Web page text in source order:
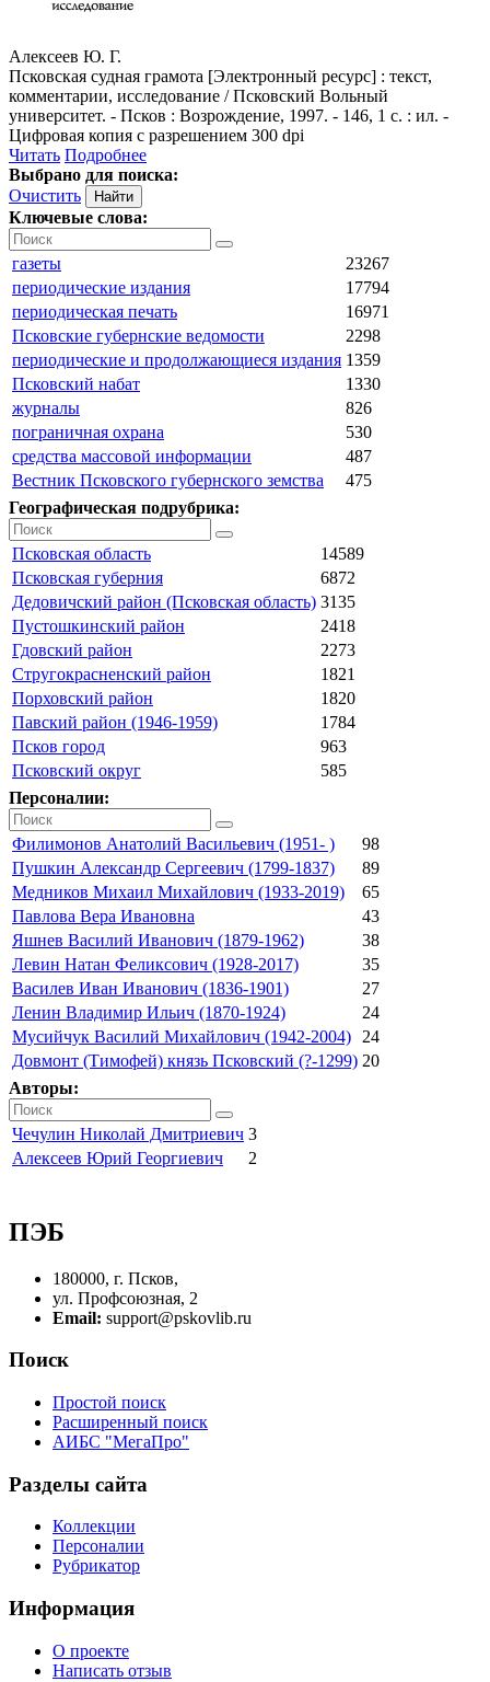
Алексеев Ю. Г.
Псковская судная грамота [Электронный ресурс] : текст,
комментарии, исследование / Псковский Вольный
университет. - Псков : Возрождение, 1997. - 146, 1 с. : ил. -
Цифровая копия с разрешением 300 dpi
Читать Подробнее
Выбрано для поиска:
Очистить
Ключевые слова:
газеты
23267
периодические издания
17794
периодическая печать
16971
Псковские губернские ведомости
2298
периодические и продолжающиеся издания 1359
Псковский набат
1330
журналы
826
пограничная охрана
530
средства массовой информации
487
Вестник Псковского губернского земства
475
Географическая подрубрика:
Псковская область
14589
Псковская губерния
6872
Дедовичский район (Псковская область) 3135
Пустошкинский район
2418
Гдовский район
2273
Стругокрасненский район
1821
Порховский район
1820
Павский район (1946-1959)
1784
Псков город
963
Псковский округ
585
Персоналии:
Филимонов Анатолий Васильевич (1951- )
98
Пушкин Александр Сергеевич (1799-1837)
89
Медников Михаил Михайлович (1933-2019)
65
Павлова Вера Ивановна
43
Яшнев Василий Иванович (1879-1962)
38
Левин Натан Феликсович (1928-2017)
35
Василев Иван Иванович (1836-1901)
27
Ленин Владимир Ильич (1870-1924)
24
Мусийчук Василий Михайлович (1942-2004)
24
Довмонт (Тимофей) князь Псковский (?-1299) 20
Авторы:
Чечулин Николай Дмитриевич 3
Алексеев Юрий Георгиевич
2
ПЭБ
180000, г. Псков,
ул. Профсоюзная, 2
Email: support@pskovlib.ru
Поиск
Простой поиск
Расширенный поиск
АИБС "МегаПро"
Разделы сайта
Коллекции
Персоналии
Рубрикатор
Информация
О проекте
Написать отзыв